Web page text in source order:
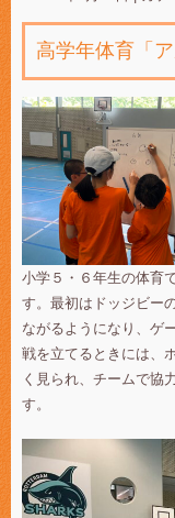
高学年体育「
小学５・６年生の体育
す。最初はドッジビー
ながるようになり、ゲ
戦を立てるときには、
く見られ、チームで協
す。